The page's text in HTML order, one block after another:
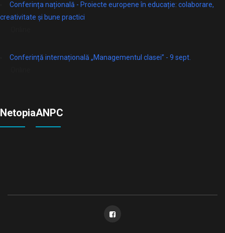
Conferința națională - Proiecte europene în educație: colaborare,
creativitate și bune practici
Conferință internațională „Managementul clasei” - 9 sept.
NetopiaANPC